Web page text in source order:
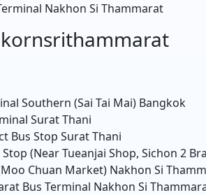
Nakhon Si Thammarat
Southern (Sai Tai Mai) Bangkok
Surat Thani
Bus Stop Surat Thani
(Near Tueanjai Shop, Sichon 2
Chuan Market) Nakhon Si
Bus Terminal Nakhon Si